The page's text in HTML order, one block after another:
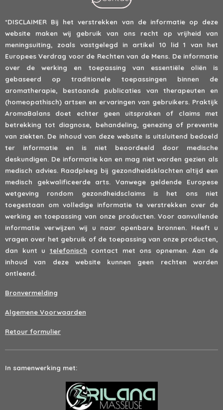
*DISCLAIMER Bij het verstrekken van de informatie op deze
website maken wij gebruik van ons recht op vrijheid van
meningsuiting, zoals vastgelegd in artikel 10 lid 1 van het
Europees Verdrag voor de Rechten van de Mens. De informatie
over de werking en toepassing van essentiële oliën is
gebaseerd op traditionele toepassingen binnen de
aromatherapie, bestaande publicaties van therapeuten en
(homeopathisch) artsen en ervaringen van gebruikers. Praktijk
AromaBalans doet echter geen uitspraken of claims met
betrekking tot diagnose, behandeling, genezing of preventie
van ziekten. De inhoud van deze website is uitsluitend bedoeld
ter informatie en is niet beoordeeld door medische
deskundigen. De informatie kan en mag niet worden gezien als
medisch advies. Raadpleeg bij gezondheidsklachten altijd een
medisch gekwalificeerde arts. Vanwege geldende Europese
wetgeving rondom gezondheidsclaims is het ons niet
toegestaan om volledige informatie te verstrekken over de
werking en toepassing van onze producten. Voor aanvullende
informatie verwijzen wij u naar openbare bronnen. Heeft u
vragen over het gebruik of de toepassing van onze producten,
dan kunt u telefonisch contact met ons opnemen. Aan de
inhoud van deze website kunnen geen rechten worden
ontleend.
Bronvermelding
Algemene Voorwaarden
Retour formulier
In samenwerking met: